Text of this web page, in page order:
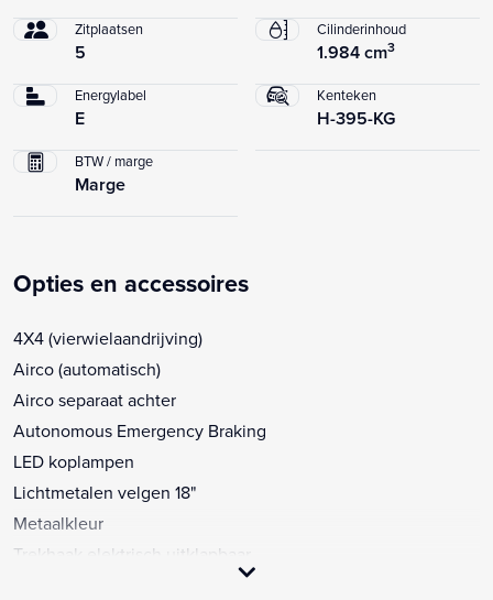
Zitplaatsen
5
Cilinderinhoud
1.984 cm3
Energylabel
E
Kenteken
H-395-KG
BTW / marge
Marge
Opties en accessoires
4X4 (vierwielaandrijving)
Airco (automatisch)
Airco separaat achter
Autonomous Emergency Braking
LED koplampen
Lichtmetalen velgen 18"
Metaalkleur
Trekhaak elektrisch uitklapbaar